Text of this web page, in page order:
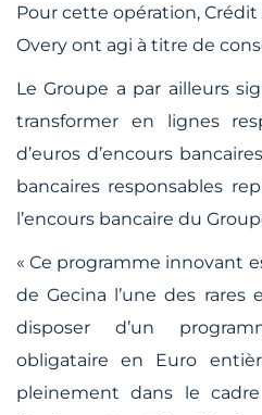
Pour cette opération, Crédit
Overy ont agi à titre de
Le Groupe a par ailleurs
transformer en lignes
d’euros d’encours
bancaires responsables
l’encours bancaire du
«Ce programme innovant
de Gecina l’une des rares
disposer d’un
obligataire en Euro
pleinement dans le